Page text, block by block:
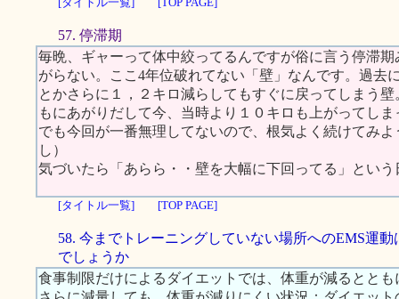
57. 停滞期
毎晩、ギャーって体中絞ってるんですが俗に言う停滞
がらない。ここ4年位破れてない「壁」なんです。過去
とかさらに１，２キロ減らしてもすぐに戻ってしまう
もにあがりだして今、当時より１０キロも上がってしま
でも今回が一番無理してないので、根気よく続けてみ
し）
気づいたら「あらら・・壁を大幅に下回ってる」とい
[タイトル一覧] [TOP PAGE]
58. 今までトレーニングしていない場所へのEMS運動
でしょうか
食事制限だけによるダイエットでは、体重が減るとと